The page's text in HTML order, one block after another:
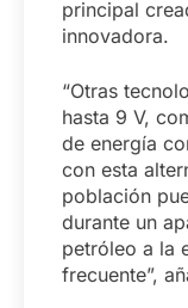
principal
innovadora.
“Otras
hasta 9 V,
de energía
con esta
población
durante un
petróleo a la
frecuente”,